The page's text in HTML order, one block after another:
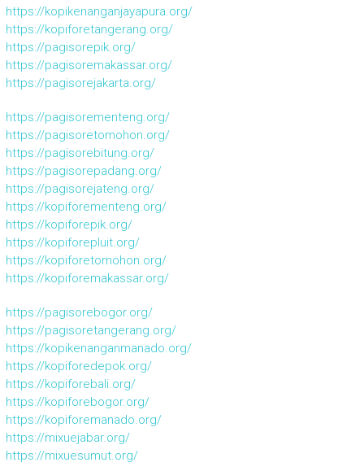
https://kopikenanganjayapura.org/
https://kopiforetangerang.org/
https://pagisorepik.org/
https://pagisoremakassar.org/
https://pagisorejakarta.org/
https://pagisorementeng.org/
https://pagisoretomohon.org/
https://pagisorebitung.org/
https://pagisorepadang.org/
https://pagisorejateng.org/
https://kopiforementeng.org/
https://kopiforepik.org/
https://kopiforepluit.org/
https://kopiforetomohon.org/
https://kopiforemakassar.org/
https://pagisorebogor.org/
https://pagisoretangerang.org/
https://kopikenanganmanado.org/
https://kopiforedepok.org/
https://kopiforebali.org/
https://kopiforebogor.org/
https://kopiforemanado.org/
https://mixuejabar.org/
https://mixuesumut.org/